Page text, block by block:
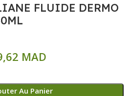
FLUIDE DERMO
MAD
Au Panier